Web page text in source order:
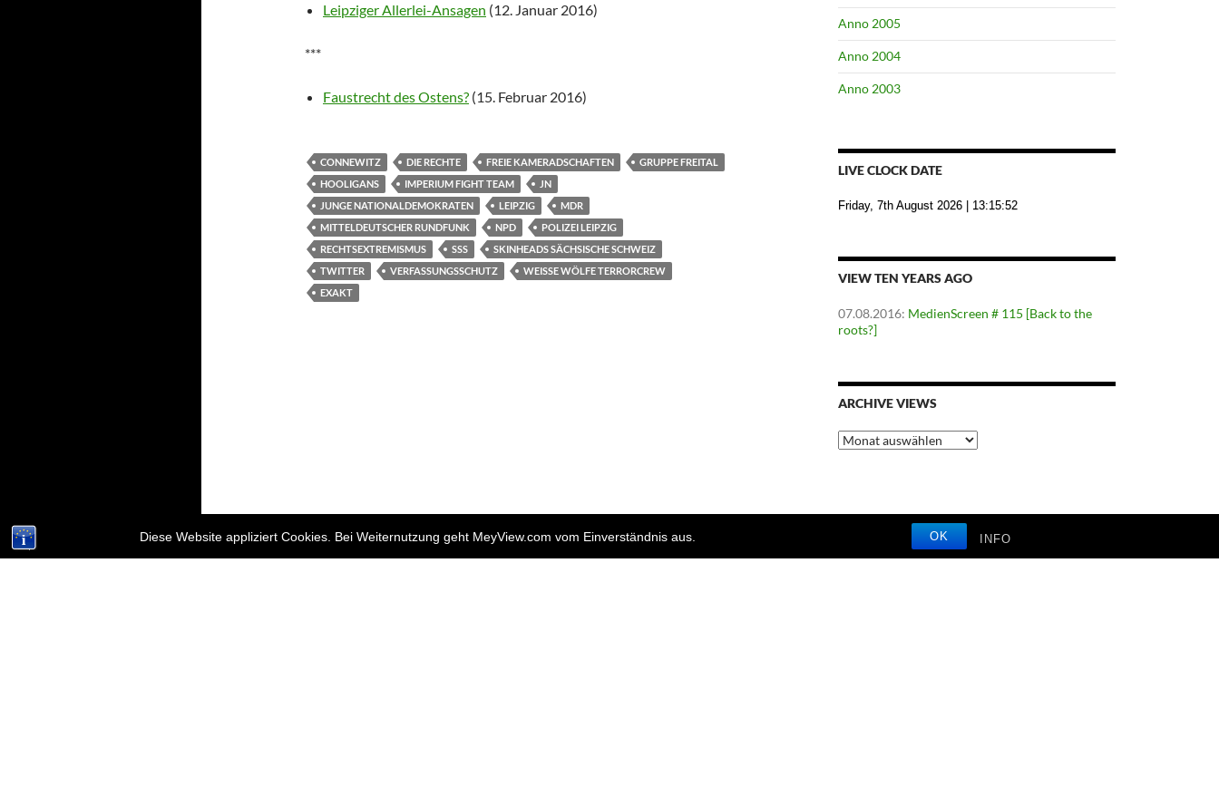
Diese Website appliziert Cookies. Bei Weiternutzung geht MeyView.com vom Einverständnis aus. OK INFO
Leipziger Allerlei-Ansagen (12. Januar 2016)
***
Faustrecht des Ostens? (15. Februar 2016)
CONNEWITZ DIE RECHTE FREIE KAMERADSCHAFTEN
GRUPPE FREITAL
HOOLIGANS
IMPERIUM FIGHT TEAM
JN
JUNGE NATIONALDEMOKRATEN
LEIPZIG
MDR
MITTELDEUTSCHER RUNDFUNK
NPD
POLIZEI LEIPZIG
RECHTSEXTREMISMUS
SSS
SKINHEADS SÄCHSISCHE SCHWEIZ
TWITTER
VERFASSUNGSSCHUTZ
WEISSE WÖLFE TERRORCREW
EXAKT
Anno 2005
Anno 2004
Anno 2003
LIVE CLOCK DATE
Friday, 7th August 2026 | 13:15:53
VIEW TEN YEARS AGO
07.08.2016: MedienScreen # 115 [Back to the
roots?]
ARCHIVE VIEWS
Archive
Views